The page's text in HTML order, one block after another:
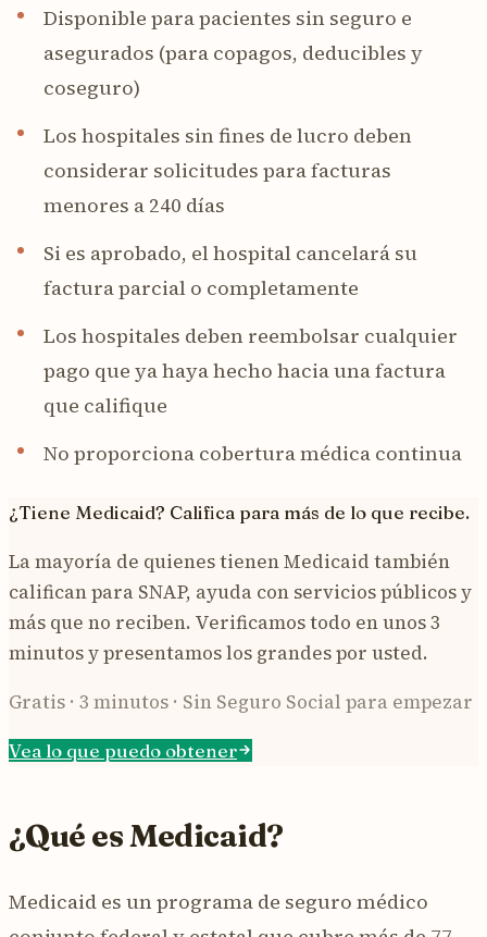
Disponible para pacientes sin seguro e
asegurados (para copagos, deducibles y
coseguro)
Los hospitales sin fines de lucro deben
considerar solicitudes para facturas
menores a 240 días
Si es aprobado, el hospital cancelará su
factura parcial o completamente
Los hospitales deben reembolsar cualquier
pago que ya haya hecho hacia una factura
que califique
No proporciona cobertura médica continua
¿Tiene Medicaid? Califica para más de lo que recibe.
La mayoría de quienes tienen Medicaid también
califican para SNAP, ayuda con servicios públicos y
más que no reciben. Verificamos todo en unos 3
minutos y presentamos los grandes por usted.
Gratis · 3 minutos · Sin Seguro Social para empezar
Vea lo que puedo obtener
¿Qué es Medicaid?
Medicaid es un programa de seguro médico